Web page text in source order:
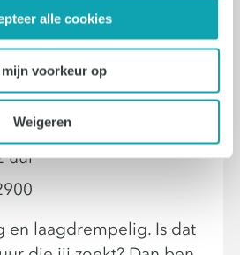
alle cookies
mijn voorkeur op
Weigeren
(HR)
uur
en laagdrempelig. Is dat